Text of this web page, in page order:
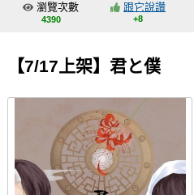
交流中心
會員功能選單
註冊會員
登入
瀏覽次數
4390
跟它說讚
+8
【7/17上架】君と僕